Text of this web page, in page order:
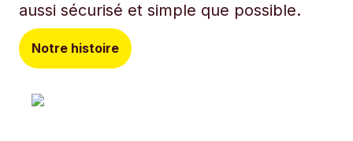
aussi sécurisé et simple que possible.
Notre histoire